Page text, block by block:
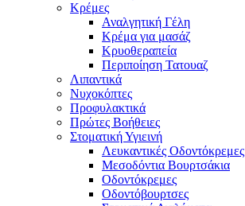
Κρέμες
Αναλγητική Γέλη
Κρέμα για μασάζ
Κρυοθεραπεία
Περιποίηση Τατουαζ
Λιπαντικά
Νυχοκόπτες
Προφυλακτικά
Πρώτες Βοήθειες
Στοματική Υγιεινή
Λευκαντικές Οδοντόκρεμες
Μεσοδόντια Βουρτσάκια
Οδοντόκρεμες
Οδοντόβουρτσες